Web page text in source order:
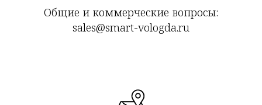
Общие и коммерческие вопросы:
sales@smart-vologda.ru